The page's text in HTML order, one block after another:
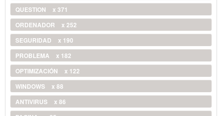
QUESTION
x 371
ORDENADOR
x 252
SEGURIDAD
x 190
PROBLEMA
x 182
OPTIMIZACIÓN
x 122
WINDOWS
x 88
ANTIVIRUS
x 86